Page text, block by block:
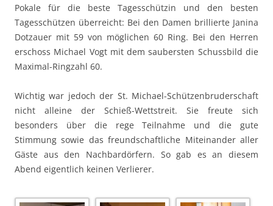
Pokale für die beste Tagesschützin und den besten
Tagesschützen überreicht: Bei den Damen brillierte Janina
Dotzauer mit 59 von möglichen 60 Ring. Bei den Herren
erschoss Michael Vogt mit dem saubersten Schussbild die
Maximal-Ringzahl 60.
Wichtig war jedoch der St. Michael-Schützenbruderschaft
nicht alleine der Schieß-Wettstreit. Sie freute sich
besonders über die rege Teilnahme und die gute
Stimmung sowie das freundschaftliche Miteinander aller
Gäste aus den Nachbardörfern. So gab es an diesem
Abend eigentlich keinen Verlierer.